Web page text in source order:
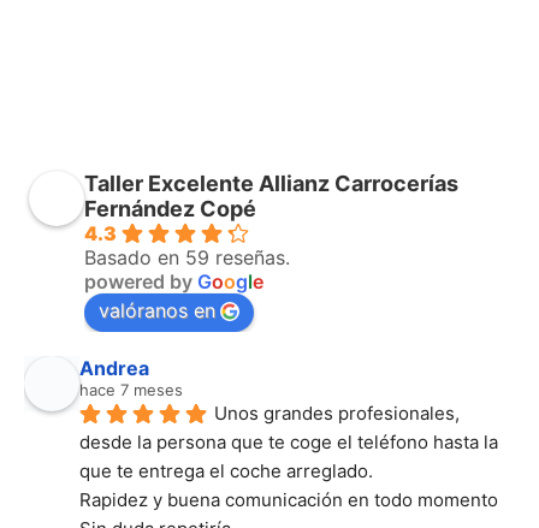
Taller Excelente Allianz Carrocerías
Fernández Copé
4.3
Basado en 59 reseñas.
powered by Google
valóranos en
Andrea
hace 7 meses
Unos grandes profesionales,
desde la persona que te coge el teléfono hasta la
que te entrega el coche arreglado.
Rapidez y buena comunicación en todo momento